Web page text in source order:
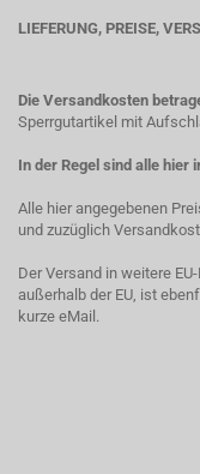
LIEFERUNG, PREISE,
Die Versandkosten
Sperrgutartikel mit
In der Regel sind alle hier
Alle hier angegebenen
und zuzüglich
Der Versand in weitere
außerhalb der EU, ist
kurze eMail.